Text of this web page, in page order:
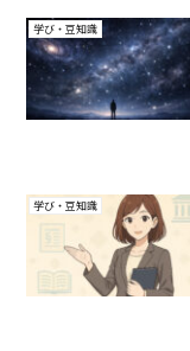
学び・豆知識
学び・豆知識